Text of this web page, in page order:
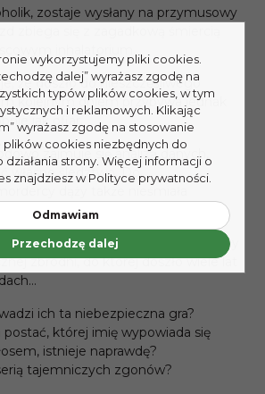
zostaje wysłany na przymusowy
że doszło do nieszczęśliwego
kolejnym dniem przybywa jednak
jak ofiar.
zajmuje się analizą danych,
własne śledztwo. Do
oboje będą musieli poznać szczegóły
zbrodni, do której doszło wiele lat
ich ta niebezpieczna gra?
postać, której imię wypowiada się
istnieje naprawdę?
tajemniczych zgonów?
wykorzystujemy pliki cookies.
dalej” wyrażasz zgodę na
typów plików cookies, w tym
i reklamowych. Klikając
wyrażasz zgodę na stosowanie
plików cookies niezbędnych do
działania strony. Więcej informacji o
znajdziesz w Polityce prywatności.
Odmawiam
Przechodzę dalej